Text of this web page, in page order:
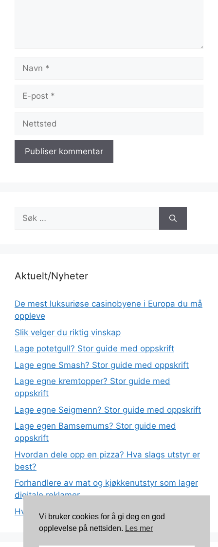
Navn
Nettsted
Søk
etter:
Aktuelt/Nyheter
De mest luksuriøse casinobyene i Europa du må
oppleve
Slik velger du riktig vinskap
Lage potetgull? Stor guide med oppskrift
Lage egne Smash? Stor guide med oppskrift
Lage egne kremtopper? Stor guide med
oppskrift
Lage egne Seigmenn? Stor guide med oppskrift
Lage egen Bamsemums? Stor guide med
oppskrift
Hvordan dele opp en pizza? Hva slags utstyr er
best?
Forhandlere av mat og kjøkkenutstyr som lager
digitale reklamer
Hva betyr det at plast har matkvalitet?
Vi bruker cookies for å gi deg en god
opplevelse på nettsiden. Les mer